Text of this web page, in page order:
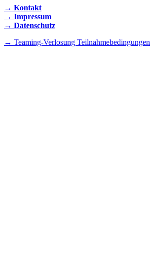
→ Kontakt
→ Impressum
→ Datenschutz
→ Teaming-Verlosung Teilnahmebedingungen